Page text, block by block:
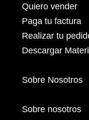
Quiero vender
Paga tu factura
Realizar tu
Descargar
Sobre Nosotros
Sobre nosotros